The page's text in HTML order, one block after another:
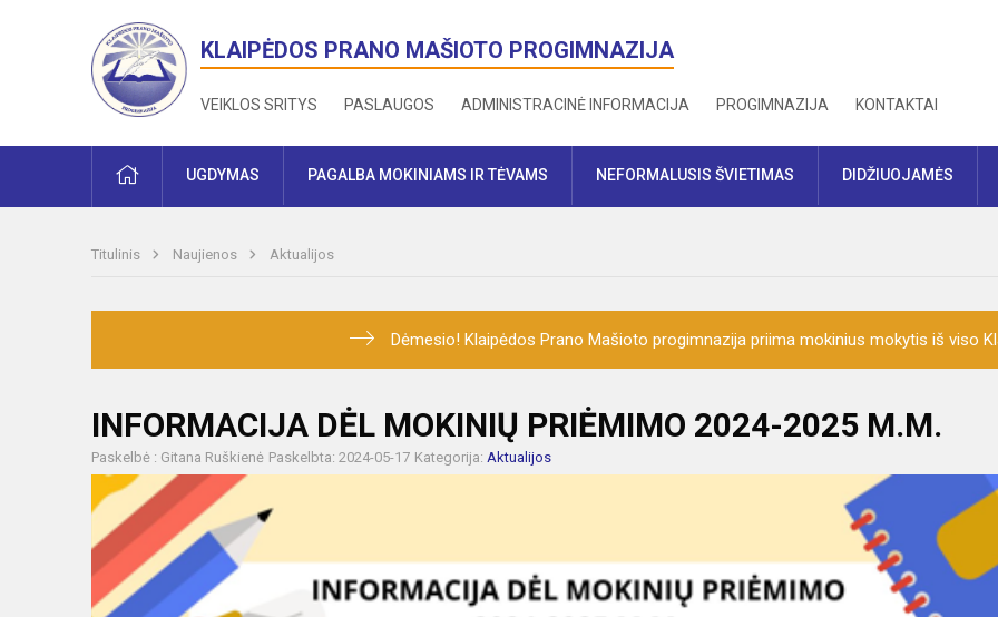
KLAIPĖDOS PRANO MAŠIOTO PROGIMNAZIJA
VEIKLOS SRITYS PASLAUGOS ADMINISTRACINĖ INFORMACIJA PROGIMNAZIJA KONTAKTAI
PRADŽIAUGDYMAS PAGALBA MOKINIAMS IR TĖVAMS NEFORMALUSIS ŠVIETIMAS DIDŽIUOJAMĖS
Titulinis Naujienos Aktualijos
Dėmesio! Klaipėdos Prano Mašioto progimnazija priima mokinius mokytis iš viso
INFORMACIJA DĖL MOKINIŲ PRIĖMIMO 2024-2025 M.M.
Paskelbė : Gitana Ruškienė Paskelbta: 2024-05-17 Kategorija: Aktualijos